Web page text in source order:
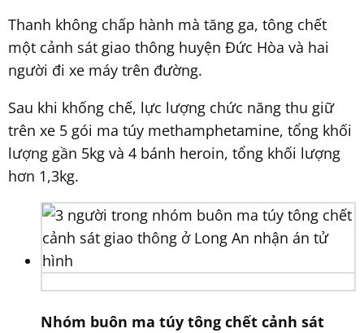
Thanh không chấp hành mà tăng ga, tông chết
một cảnh sát giao thông huyện Đức Hòa và hai
người đi xe máy trên đường.
Sau khi khống chế, lực lượng chức năng thu giữ
trên xe 5 gói ma túy methamphetamine, tổng khối
lượng gần 5kg và 4 bánh heroin, tổng khối lượng
hơn 1,3kg.
Nhóm buôn ma túy tông chết cảnh sát